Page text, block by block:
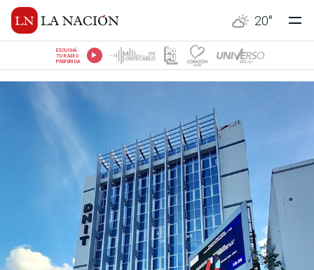
20°
ESCUCHÁ
TU RADIO
PREFERIDA